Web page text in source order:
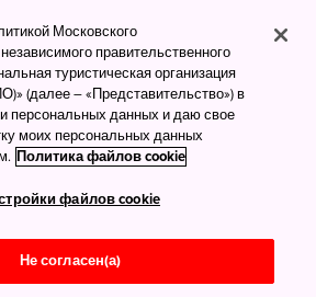
Московского
правительственного
туристическая организация
(далее – «Представительство») в
персональных данных и даю свое
моих персональных данных
Политика файлов cookie
файлов cookie
Не согласен(а)